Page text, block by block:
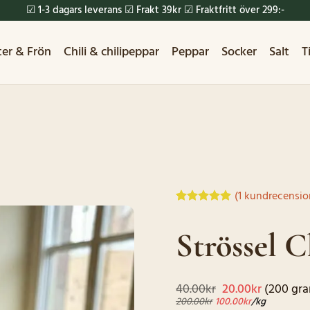
☑ 1-3 dagars leverans ☑ Frakt 39kr ☑ Fraktfritt över 299:-
& Frön Chili & chilipeppar Peppar Socker Salt
baserat på
kundrecension
(1
Strössel
40.00kr Det
ursprungliga
20.00krDet
nuvarande
(200
200.00kr 100.00kr/kg